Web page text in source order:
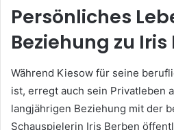
Persönliches
Beziehung zu Iris
Während Kiesow für seine
ist, erregt auch sein Privatleben
langjährigen Beziehung mit der
Schauspielerin Iris Berben